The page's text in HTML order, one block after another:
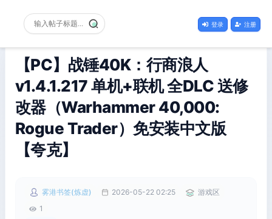
登录 注册
【PC】战锤40K：行商浪人
v1.4.1.217 单机+联机 全DLC 送修
改器（Warhammer 40,000:
Rogue Trader）免安装中文版
【夸克】
雾港书签(炼虚) 2026-05-22 02:25
游戏区
1